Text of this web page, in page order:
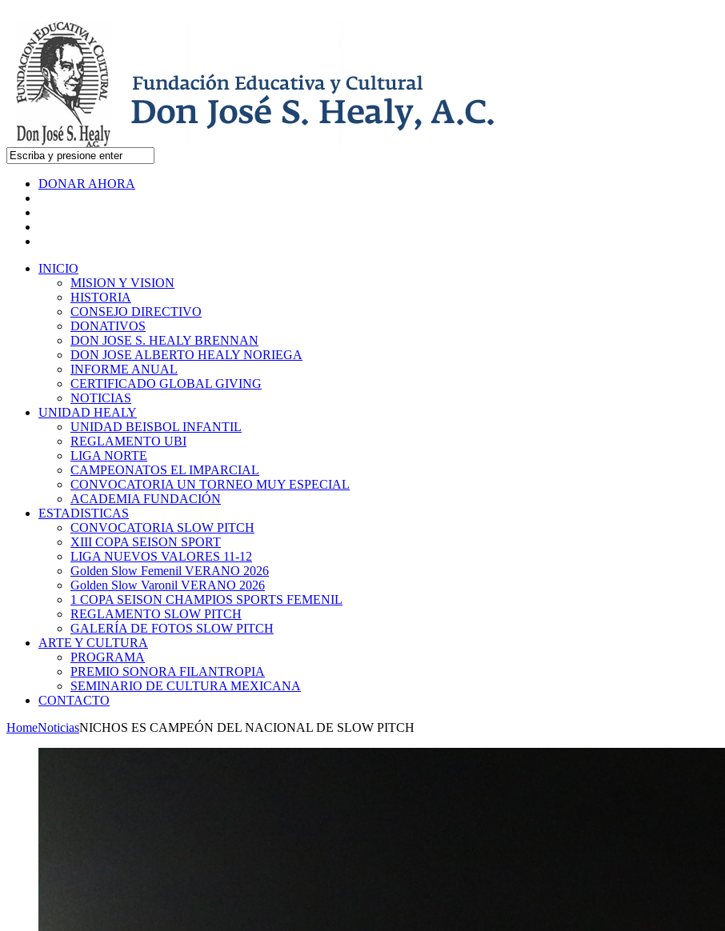
DONAR AHORA
INICIO
MISION Y VISION
HISTORIA
CONSEJO DIRECTIVO
DONATIVOS
DON JOSE S. HEALY BRENNAN
DON JOSE ALBERTO HEALY NORIEGA
INFORME ANUAL
CERTIFICADO GLOBAL GIVING
NOTICIAS
UNIDAD HEALY
UNIDAD BEISBOL INFANTIL
REGLAMENTO UBI
LIGA NORTE
CAMPEONATOS EL IMPARCIAL
CONVOCATORIA UN TORNEO MUY ESPECIAL
ACADEMIA FUNDACIÓN
ESTADISTICAS
CONVOCATORIA SLOW PITCH
XIII COPA SEISON SPORT
LIGA NUEVOS VALORES 11-12
Golden Slow Femenil VERANO 2026
Golden Slow Varonil VERANO 2026
1 COPA SEISON CHAMPIOS SPORTS FEMENIL
REGLAMENTO SLOW PITCH
GALERÍA DE FOTOS SLOW PITCH
ARTE Y CULTURA
PROGRAMA
PREMIO SONORA FILANTROPIA
SEMINARIO DE CULTURA MEXICANA
CONTACTO
HomeNoticiasNICHOS ES CAMPEÓN DEL NACIONAL DE SLOW PITCH